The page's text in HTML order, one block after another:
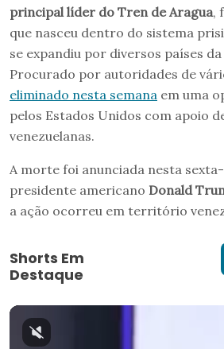
principal líder do Tren de Aragua,
que nasceu dentro do sistema
se expandiu por diversos países
Procurado por autoridades de
eliminado nesta semana em uma
pelos Estados Unidos com apoio
venezuelanas.
A morte foi anunciada nesta
presidente americano Donald
a ação ocorreu em território
Shorts Em
Destaque